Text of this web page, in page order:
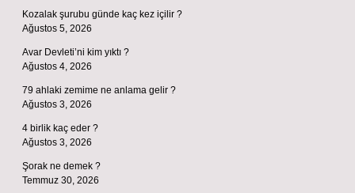
Kozalak şurubu günde kaç kez içilir ?
Ağustos 5, 2026
Avar Devleti’ni kim yıktı ?
Ağustos 4, 2026
79 ahlaki zemime ne anlama gelir ?
Ağustos 3, 2026
4 birlik kaç eder ?
Ağustos 3, 2026
Şorak ne demek ?
Temmuz 30, 2026